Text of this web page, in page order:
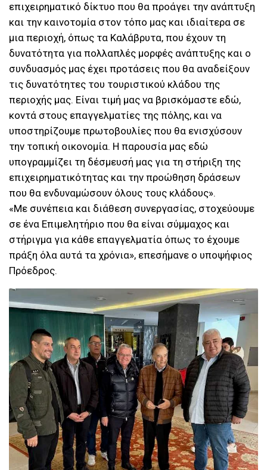
επιχειρηματικό δίκτυο που θα προάγει την ανάπτυξη
και την καινοτομία στον τόπο μας και ιδιαίτερα σε
μια περιοχή, όπως τα Καλάβρυτα, που έχουν τη
δυνατότητα για πολλαπλές μορφές ανάπτυξης και ο
συνδυασμός μας έχει προτάσεις που θα αναδείξουν
τις δυνατότητες του τουριστικού κλάδου της
περιοχής μας. Είναι τιμή μας να βρισκόμαστε εδώ,
κοντά στους επαγγελματίες της πόλης, και να
υποστηρίζουμε πρωτοβουλίες που θα ενισχύσουν
την τοπική οικονομία. Η παρουσία μας εδώ
υπογραμμίζει τη δέσμευσή μας για τη στήριξη της
επιχειρηματικότητας και την προώθηση δράσεων
που θα ενδυναμώσουν όλους τους κλάδους».
«Με συνέπεια και διάθεση συνεργασίας, στοχεύουμε
σε ένα Επιμελητήριο που θα είναι σύμμαχος και
στήριγμα για κάθε επαγγελματία όπως το έχουμε
πράξη όλα αυτά τα χρόνια», επεσήμανε ο υποψήφιος
Πρόεδρος.